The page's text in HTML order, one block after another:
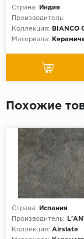
Страна:
Индия
Производитель:
Коллекция:
BIANCO
Материала:
Похожие
Страна:
Испания
Производитель:
Коллекция: Airslate